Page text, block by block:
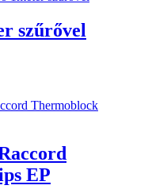
szűrővel
EP